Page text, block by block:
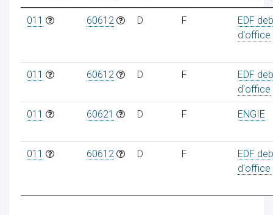
011 60612 D F
EDF
d'office
011 60612 D F
EDF
d'office
011 60621 D F ENGIE
011 60612 D F
EDF
d'office